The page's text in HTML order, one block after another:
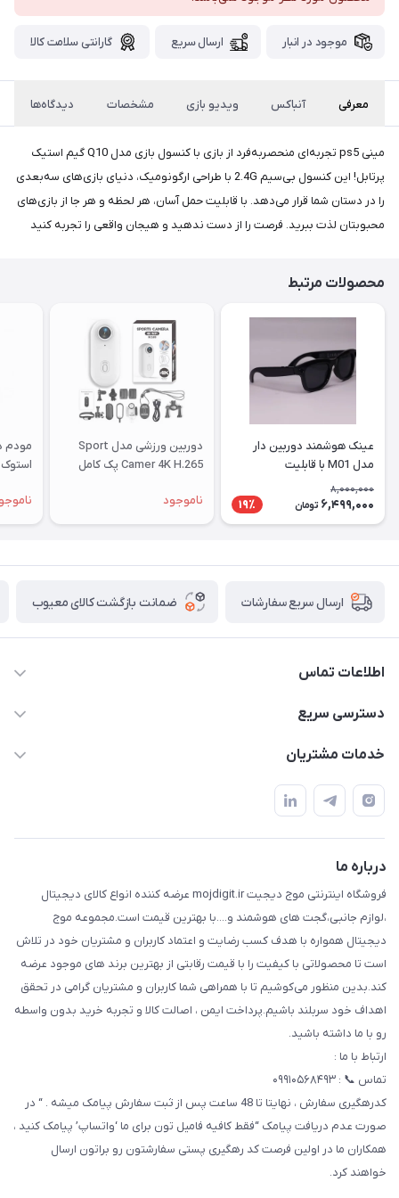
کدرهگیریسفارش
۴۸ساعت
از
ثبت
سفارش،واتساپ
پیام
ممنون
شکیبایی
عزیزان
🌹
"دریافت
کدرهگیری
پستی(کلیک
موجود در انبار ارسال سریع گارانتی سلامت کالا
معرفی آنباکس ویدیو بازی مشخصات دیدگاه‌ها
مینی ps5 تجربه‌ای منحصربه‌فرد از بازی با کنسول بازی مدل Q10 گیم استیک
پرتابل! این کنسول بی‌سیم 2.4G با طراحی ارگونومیک، دنیای بازی‌های سه‌بعدی
را در دستان شما قرار می‌دهد. با قابلیت حمل آسان، هر لحظه و هر جا از بازی‌های
محبوبتان لذت ببرید. فرصت را از دست ندهید و هیجان واقعی را تجربه کنید
محصولات مرتبط
عینک هوشمند دوربین دار
مدل M01 با قابلیت
فیلم‌برداری ۴K
8,000,000
6,499,000 تومان 19٪
دوربین ورزشی مدل Sport
Camer 4K H.265 پک کامل
ناموجود
ارسال سریع سفارشات ضمانت بازگشت کالای معیوب
اطلاعات تماس
واتساپ و تماس 09910568493
دسترسی سریع
حساب کاربری
درباره ما
تماس با ما
خدمات مشتریان
قوانین و مقررات
حریم خصوصی
درباره ما
فروشگاه اینترنتی موج دیجیت mojdigit.ir عرضه کننده انواع کالای دیجیتال
،لوازم جانبی،گجت های هوشمند و....با بهترین قیمت است.مجموعه موج
دیجیتال همواره با هدف کسب رضایت و اعتماد کاربران و مشتریان خود در تلاش
است تا محصولاتی با کیفیت را با قیمت رقابتی از بهترین برند های موجود عرضه
کند.بدین منظور می‌کوشیم تا با همراهی شما کاربران و مشتریان گرامی در تحقق
اهداف خود سربلند باشیم.پرداخت ایمن ، اصالت کالا و تجربه خرید بدون واسطه
رو با ما داشته باشید.
ارتباط با ما :
تماس 📞 : ۰۹۹۱۰۵۶۸۴۹۳
کدرهگیری سفارش ، نهایتا تا 48 ساعت پس از ثبت سفارش پیامک میشه . “ در
صورت عدم دریافت پیامک “فقط کافیه فامیل تون برای ما ‘واتساپ’ پیامک کنید ،
همکاران ما در اولین فرصت کد رهگیری پستی سفارشتون رو براتون ارسال
خواهند کرد.